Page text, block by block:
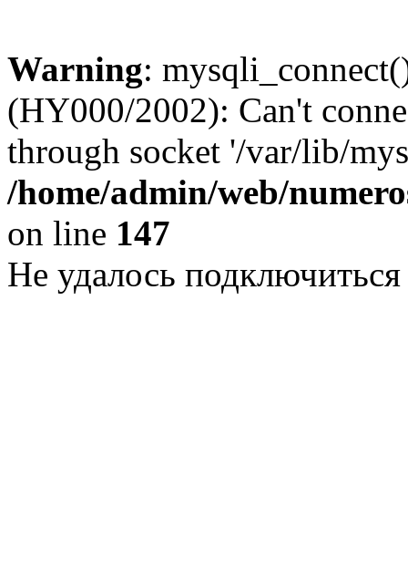
Warning:
(HY000/2002): Can't
through socket '/var/lib/
/home/admin/web/
on line 147
Не удалось